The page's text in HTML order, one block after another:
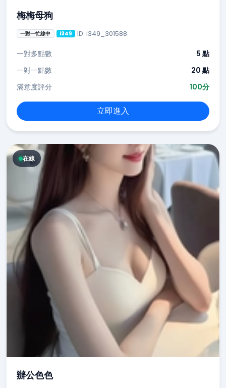
梅梅母狗
一對一忙線中 i349 ID: i349_301588
一對多點數
5 點
一對一點數
20 點
滿意度評分
100分
立即進入
在線
辦公色色